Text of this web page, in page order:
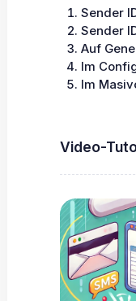
Sender
Sender
Auf
Im
Im
Video-